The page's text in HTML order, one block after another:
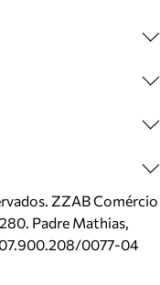
ZZAB Comércio
Padre Mathias,
07.900.208/0077-04